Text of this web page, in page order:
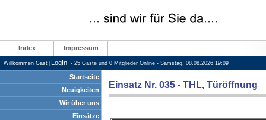
Index Impressum
Willkommen Gast [LogIn] - 25 Gäste und 0 Mitglieder Online - Samstag, 08.08.2026 19:09
Startseite
Neuigkeiten
Wir über uns
Einsätze
Einsatz Nr. 035 - THL, Türöffnung